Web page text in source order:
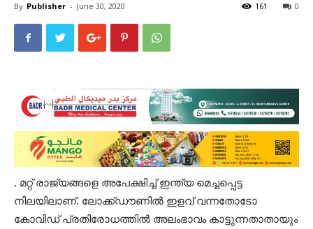
By Publisher - June 30, 2020 0
161
. മറ്റ് രാജ്യങ്ങളെ അപേക്ഷിച്ച് ഇന്ത്യ മെച്ചപ്പെട്ട
നിലയിലാണ്. ലോക്ക്ഡൗണിൽ ഇളവ് വന്നതോടോ
കോവിഡ് പ്രതിരോധത്തിൽ അലംഭാവം കാട്ടുന്നതാതായും